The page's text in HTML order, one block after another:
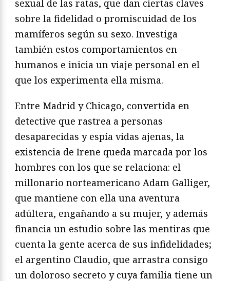
sexual de las ratas, que dan ciertas claves
sobre la fidelidad o promiscuidad de los
mamíferos según su sexo. Investiga
también estos comportamientos en
humanos e inicia un viaje personal en el
que los experimenta ella misma.
Entre Madrid y Chicago, convertida en
detective que rastrea a personas
desaparecidas y espía vidas ajenas, la
existencia de Irene queda marcada por los
hombres con los que se relaciona: el
millonario norteamericano Adam Galliger,
que mantiene con ella una aventura
adúltera, engañando a su mujer, y además
financia un estudio sobre las mentiras que
cuenta la gente acerca de sus infidelidades;
el argentino Claudio, que arrastra consigo
un doloroso secreto y cuya familia tiene un